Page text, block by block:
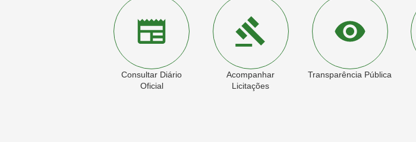
Consultar Diário
Oficial
Acompanhar
Licitações
Transparência Pública